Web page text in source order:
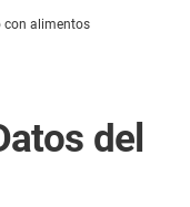
con alimentos
del